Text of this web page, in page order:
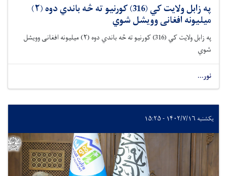
په زابل ولايت کي (316) کورنیو ته څه باندي دوه (٢)
ميليونه افغانی وويشل شوي
په زابل ولايت کي (316) کورنیو ته څه باندي دوه (٢) ميليونه افغانی وويشل
شوي
نور...
یکشنبه ۱۴۰۲/۷/۱۶ - ۱۵:۲۵